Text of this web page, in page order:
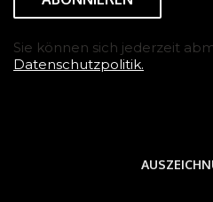
Sie können sich jederzeit
Datenschutzpolitik.